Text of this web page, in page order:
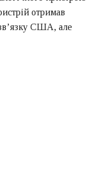
отримав
США, але